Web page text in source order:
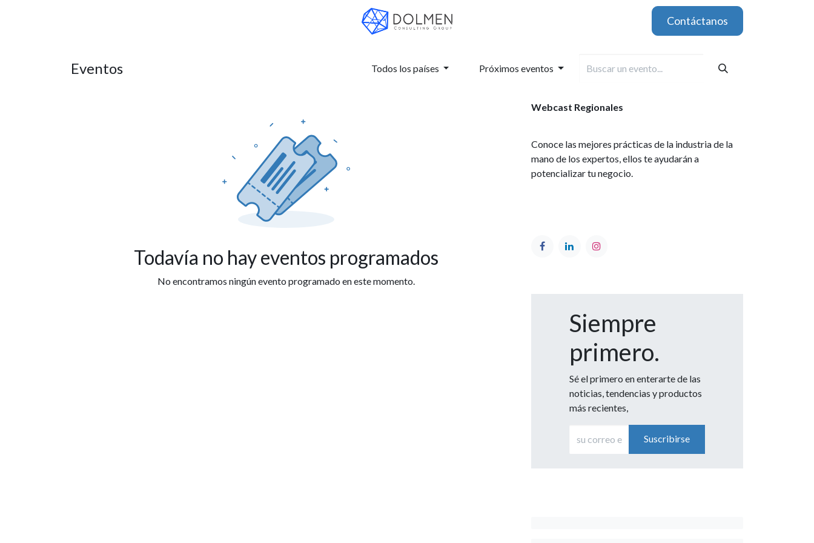
Contáctanos
Eventos Todos los países Próximos eventos
Todavía no hay eventos programados
No encontramos ningún evento programado en este momento.
Webcast Regionales
Conoce las mejores prácticas de la industria de la
mano de los expertos, ellos te ayudarán a
potencializar tu negocio.
Siempre
primero.
Sé el primero en enterarte de las
noticias, tendencias y productos
más recientes,
Suscribirse